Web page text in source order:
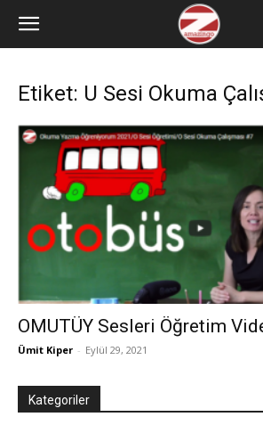
Etiket: U Sesi Okuma
OMUTÜY Sesleri Öğretim
Ümit Kiper - Eylül 29, 2021
Kategoriler